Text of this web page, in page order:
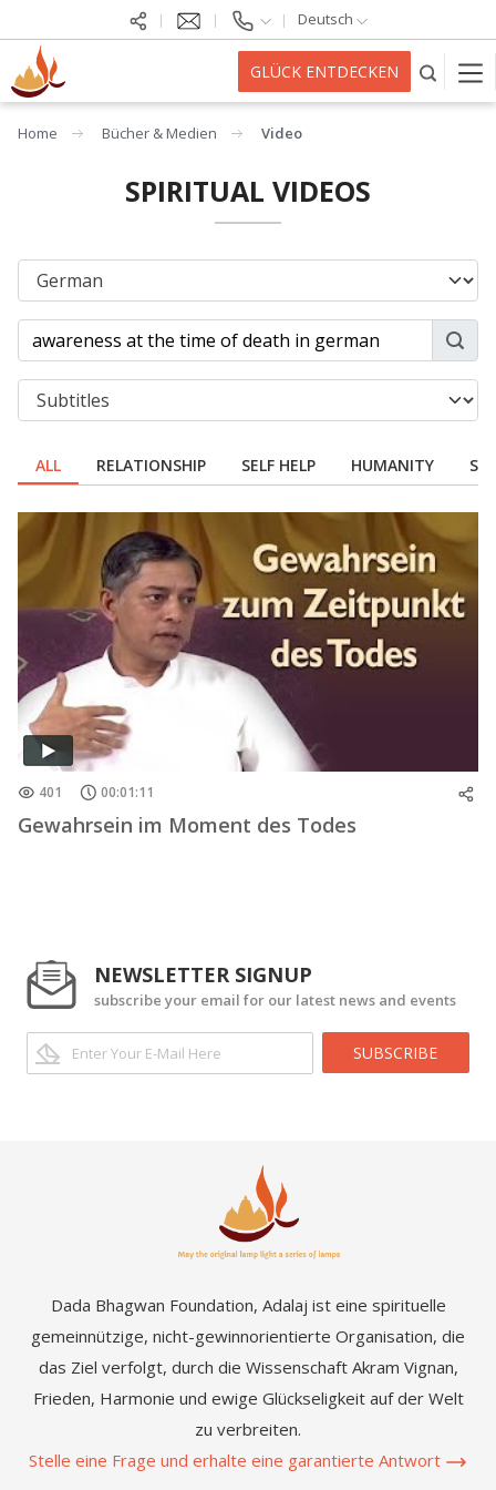
Deutsch
GLÜCK ENTDECKEN
Home Bücher & Medien Video
SPIRITUAL VIDEOS
ALL RELATIONSHIP SELF HELP HUMANITY
401 00:01:11
Gewahrsein im Moment des Todes
NEWSLETTER SIGNUP
subscribe your email for our latest news and events
SUBSCRIBE
Dada Bhagwan Foundation, Adalaj ist eine spirituelle
gemeinnützige, nicht-gewinnorientierte Organisation, die
das Ziel verfolgt, durch die Wissenschaft Akram Vignan,
Frieden, Harmonie und ewige Glückseligkeit auf der Welt
zu verbreiten.
Stelle eine Frage und erhalte eine garantierte Antwort